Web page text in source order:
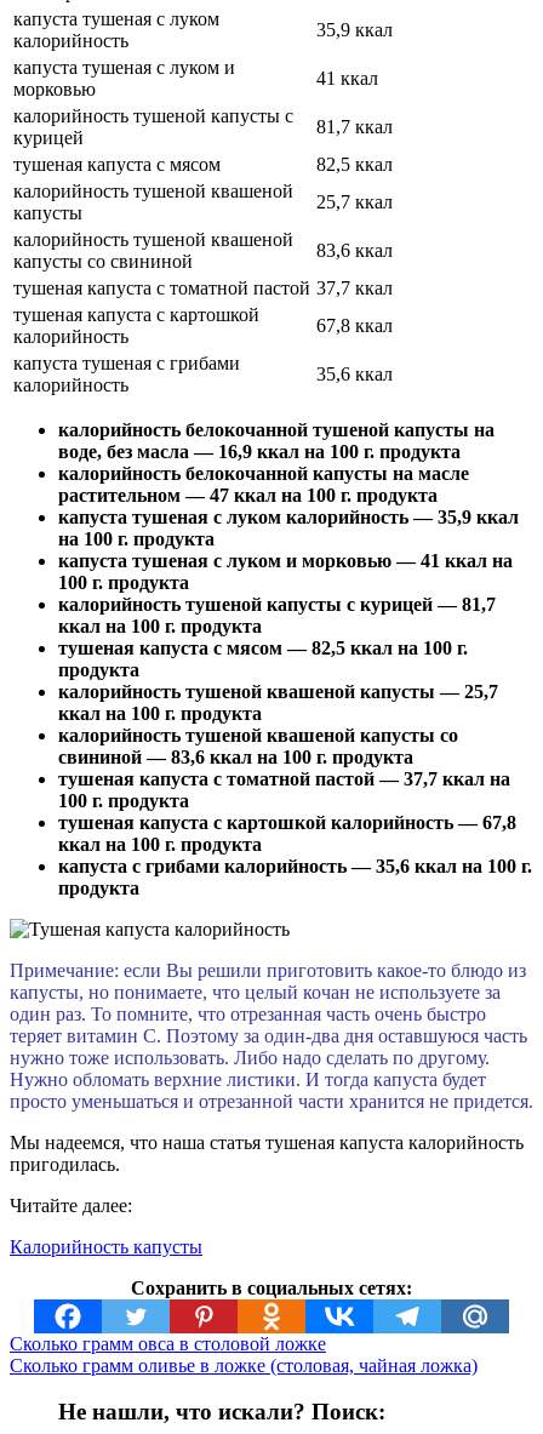
капуста тушеная с луком
калорийность
35,9 ккал
капуста тушеная с луком и
морковью
41 ккал
калорийность тушеной капусты с
курицей
81,7 ккал
тушеная капуста с мясом
82,5 ккал
калорийность тушеной квашеной
капусты
25,7 ккал
калорийность тушеной квашеной
капусты со свининой
83,6 ккал
тушеная капуста с томатной пастой 37,7 ккал
тушеная капуста с картошкой
калорийность
67,8 ккал
капуста тушеная с грибами
калорийность
35,6 ккал
калорийность белокочанной тушеной капусты на
воде, без масла — 16,9 ккал на 100 г. продукта
калорийность белокочанной капусты на масле
растительном — 47 ккал на 100 г. продукта
капуста тушеная с луком калорийность — 35,9 ккал
на 100 г. продукта
капуста тушеная с луком и морковью — 41 ккал на
100 г. продукта
калорийность тушеной капусты с курицей — 81,7
ккал на 100 г. продукта
тушеная капуста с мясом — 82,5 ккал на 100 г.
продукта
калорийность тушеной квашеной капусты — 25,7
ккал на 100 г. продукта
калорийность тушеной квашеной капусты со
свининой — 83,6 ккал на 100 г. продукта
тушеная капуста с томатной пастой — 37,7 ккал на
100 г. продукта
тушеная капуста с картошкой калорийность — 67,8
ккал на 100 г. продукта
капуста с грибами калорийность — 35,6 ккал на 100 г.
продукта
Примечание: если Вы решили приготовить какое-то блюдо из
капусты, но понимаете, что целый кочан не используете за
один раз. То помните, что отрезанная часть очень быстро
теряет витамин С. Поэтому за один-два дня оставшуюся часть
нужно тоже использовать. Либо надо сделать по другому.
Нужно обломать верхние листики. И тогда капуста будет
просто уменьшаться и отрезанной части хранится не придется.
Мы надеемся, что наша статья тушеная капуста калорийность
пригодилась.
Читайте далее:
Калорийность капусты
Сохранить в социальных сетях:
Сколько грамм овса в столовой ложке
Сколько грамм оливье в ложке (столовая, чайная ложка)
Не нашли, что искали? Поиск: